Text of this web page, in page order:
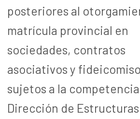
posteriores al
matrícula provincial en
sociedades, contratos
asociativos y
sujetos a la
Dirección de Estructuras